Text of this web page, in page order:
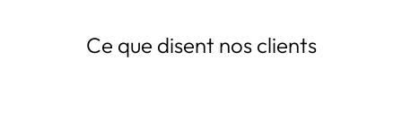
Ce que disent nos clients